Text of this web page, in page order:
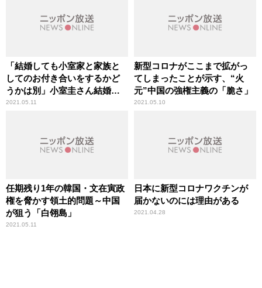
「結婚しても小室家と家族と
してのお付き合いをするかど
うかは別」小室圭さん結婚問
題の現在と今後を竹田恒泰氏
2021.05.11
新型コロナがここまで拡がっ
てしまったことが示す、“火
元”中国の強権主義の「脆さ」
2021.05.10
任期残り1年の韓国・文在寅政
権を脅かす領土的問題～中国
が狙う「白翎島」
2021.05.11
日本に新型コロナワクチンが
届かないのには理由がある
2021.04.28